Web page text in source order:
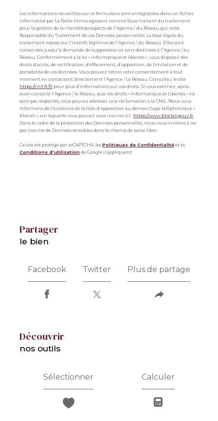
Les informations recueillies sur ce formulaire sont enregistrées dans un fichier
informatisé par La Boite Immo agissant comme Sous-traitant du traitement
pour la gestion de la clientèle/prospects de l'Agence / du Réseau qui reste
Responsable du Traitement de vos Données personnelles. La base légale du
traitement repose sur l'intérêt légitime de l'Agence / du Réseau. Elles sont
conservées jusqu'à demande de suppression et sont destinées à l'Agence / au
Réseau. Conformément à la loi « informatique et libertés », vous disposez des
droits d’accès, de rectification, d’effacement, d’opposition, de limitation et de
portabilité de vos données. Vous pouvez retirer votre consentement à tout
moment en contactant directement l’Agence / Le Réseau. Consultez le site
https://cnil.fr/fr pour plus d’informations sur vos droits. Si vous estimez, après
avoir contacté l'Agence / le Réseau, que vos droits « Informatique et Libertés » ne
sont pas respectés, vous pouvez adresser une réclamation à la CNIL. Nous vous
informons de l’existence de la liste d'opposition au démarchage téléphonique «
Bloctel », sur laquelle vous pouvez vous inscrire ici : https://www.bloctel.gouv.fr
Dans le cadre de la protection des Données personnelles, nous vous invitons à ne
pas inscrire de Données sensibles dans le champ de saisie libre.
Ce site est protégé par reCAPTCHA, lesPolitiques de Confidentialitéet es
Conditions d'utilisationde Google s'appliquent.
partager
le bien
Facebook Twitter Plus de partage
découvrir
nos outils
Sélectionner Calculer